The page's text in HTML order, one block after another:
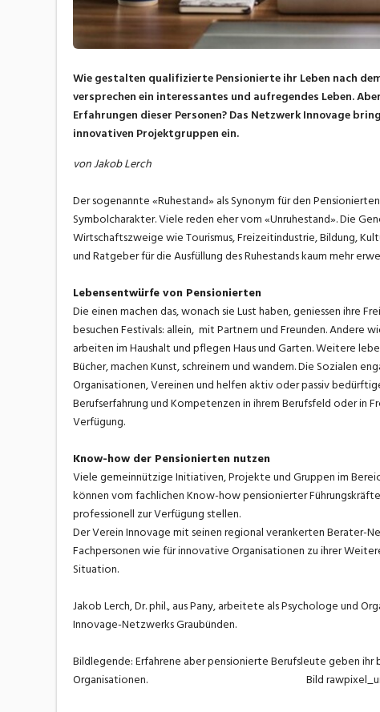
Wie gestalten qualifizierte Pensionierte ihr Leben nach
versprechen ein interessantes und aufregendes Leben.
Erfahrungen dieser Personen? Das Netzwerk Innovage
innovativen Projektgruppen ein.
von Jakob Lerch
Der sogenannte «Ruhestand» als Synonym für den
Symbolcharakter. Viele reden eher vom «Unruhestand». Die
Wirtschaftszweige wie Tourismus, Freizeitindustrie, Bildung,
und Ratgeber für die Ausfüllung des Ruhestands kaum mehr
Lebensentwürfe von Pensionierten
Die einen machen das, wonach sie Lust haben, geniessen ihre
besuchen Festivals: allein, mit Partnern und Freunden. Andere
arbeiten im Haushalt und pflegen Haus und Garten. Weitere
Bücher, machen Kunst, schreinern und wandern. Die Sozialen
Organisationen, Vereinen und helfen aktiv oder passiv
Berufserfahrung und Kompetenzen in ihrem Berufsfeld oder
Verfügung.
Know-how der Pensionierten nutzen
Viele gemeinnützige Initiativen, Projekte und Gruppen im
können vom fachlichen Know-how pensionierter
professionell zur Verfügung stellen.
Der Verein Innovage mit seinen regional verankerten
Fachpersonen wie für innovative Organisationen zu ihrer
Situation.
Jakob Lerch, Dr. phil., aus Pany, arbeitete als Psychologe und
Innovage-Netzwerks Graubünden.
Bildlegende: Erfahrene aber pensionierte Berufsleute geben
Organisationen. Bild